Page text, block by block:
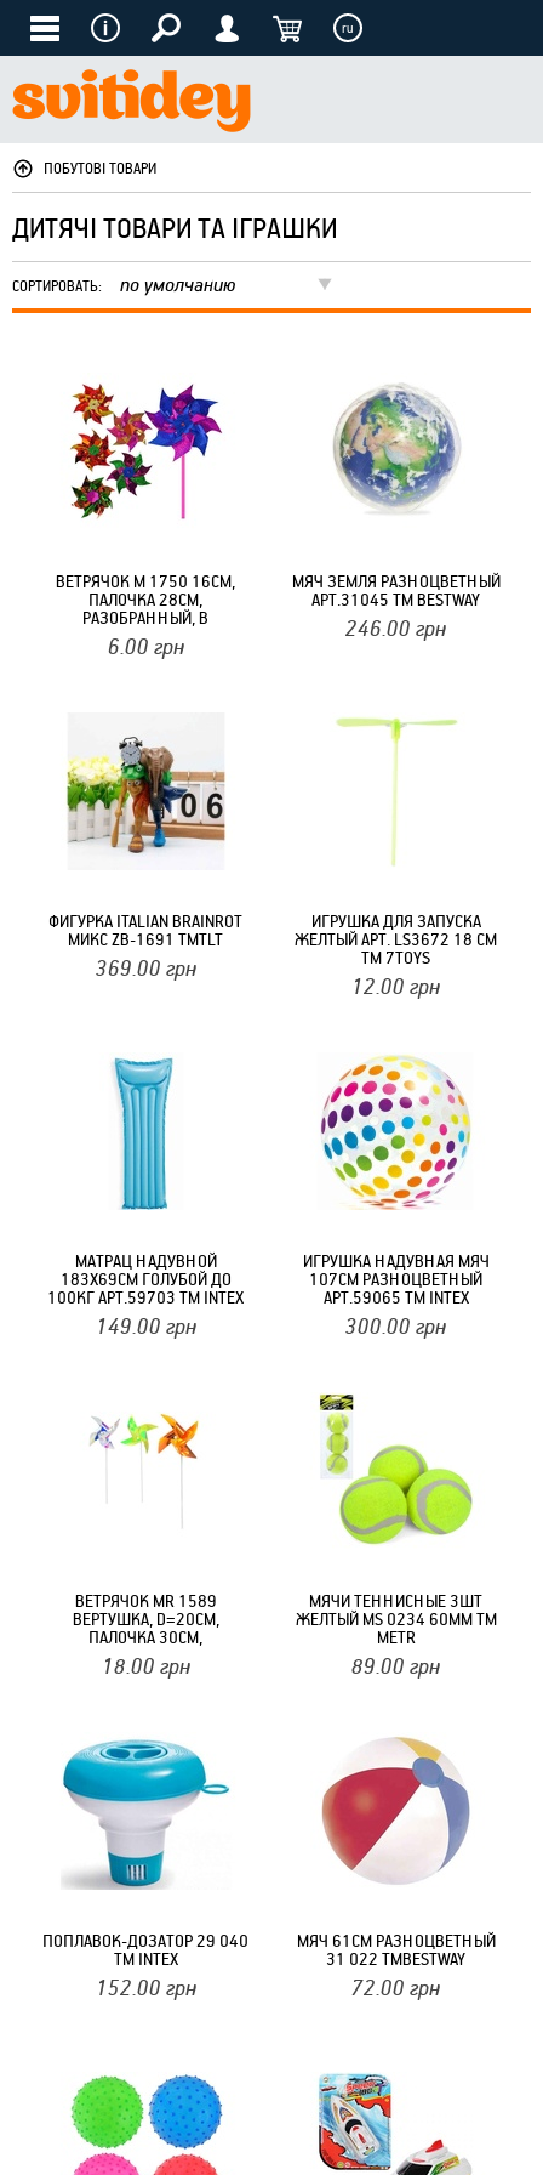
ru
ПОБУТОВІ ТОВАРИ
ДИТЯЧІ ТОВАРИ ТА ІГРАШКИ
СОРТИРОВАТЬ: по умолчанию
ВЕТРЯЧОК М 1750 16СМ,
ПАЛОЧКА 28СМ,
РАЗОБРАННЫЙ, В
АССОРТИМЕНТЕ ТМ METR
6.00 грн
МЯЧ ЗЕМЛЯ РАЗНОЦВЕТНЫЙ
АРТ.31045 ТМ BESTWAY
246.00 грн
ФИГУРКА ITALIAN BRAINROT
МИКС ZB-1691 ТМTLT
369.00 грн
ИГРУШКА ДЛЯ ЗАПУСКА
ЖЕЛТЫЙ АРТ. LS3672 18 СМ
ТМ 7TOYS
12.00 грн
МАТРАЦ НАДУВНОЙ
183Х69СМ ГОЛУБОЙ ДО
100КГ АРТ.59703 ТМ INTEX
149.00 грн
ИГРУШКА НАДУВНАЯ МЯЧ
107СМ РАЗНОЦВЕТНЫЙ
АРТ.59065 ТМ INTEX
300.00 грн
ВЕТРЯЧОК MR 1589
ВЕРТУШКА, D=20СМ,
ПАЛОЧКА 30СМ,
РАЗОБРАННЫЙ, В
АССОРТИМЕНТЕ ТМ METR
18.00 грн
МЯЧИ ТЕННИСНЫЕ 3ШТ
ЖЕЛТЫЙ MS 0234 60ММ ТМ
METR
89.00 грн
ПОПЛАВОК-ДОЗАТОР 29 040
ТМ INTEX
152.00 грн
МЯЧ 61СМ РАЗНОЦВЕТНЫЙ
31 022 ТМBESTWAY
72.00 грн